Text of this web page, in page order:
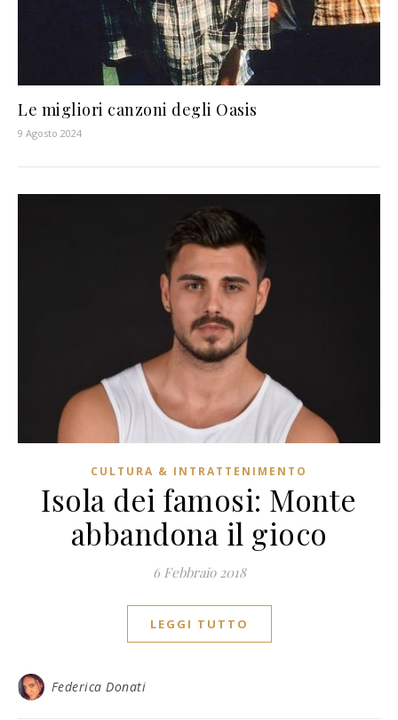
Le migliori canzoni degli Oasis
9 Agosto 2024
CULTURA & INTRATTENIMENTO
Isola dei famosi: Monte
abbandona il gioco
6 Febbraio 2018
LEGGI TUTTO
Federica Donati